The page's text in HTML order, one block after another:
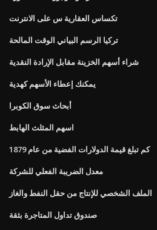
تكساس العقارية س على الانترنت
تركيا الرسم البياني الوقت المالحة
شراء أسهم الخزينة مقابل الإرادة النقدية
يمكنك إعطاء الأسهم كهدية
أبحاث سوق الكوبرا
اسهم المثلث الهابط
كم تبلغ قيمة الدولارات الفضية من عام 1879
معدل الضريبة الفعلي للشركة
الملف الشخصي للإنتاج من حقل النفط والغاز
صندوق تداول المتاجرة بثقة